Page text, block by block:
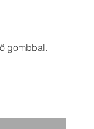
gombbal.